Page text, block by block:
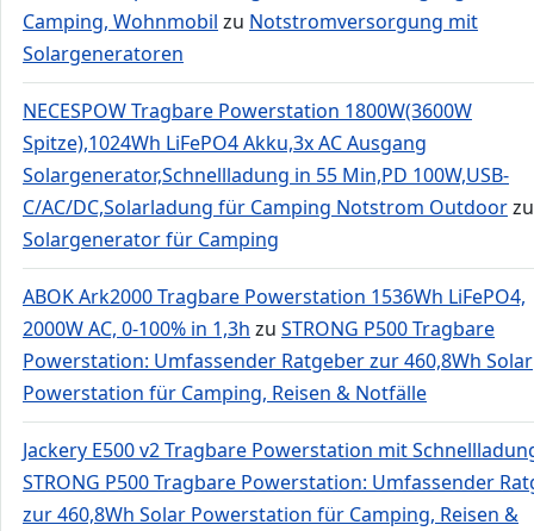
Camping, Wohnmobil zu Notstromversorgung mit
Solargeneratoren
NECESPOW Tragbare Powerstation 1800W(3600W
Spitze),1024Wh LiFePO4 Akku,3x AC Ausgang
Solargenerator,Schnellladung in 55 Min,PD 100W,USB-
C/AC/DC,Solarladung für Camping Notstrom Outdoorzu
Solargenerator für Camping
ABOK Ark2000 Tragbare Powerstation 1536Wh LiFePO4,
2000W AC, 0-100% in 1,3h zu STRONG P500 Tragbare
Powerstation: Umfassender Ratgeber zur 460,8Wh Solar
Powerstation für Camping, Reisen & Notfälle
Jackery E500 v2 Tragbare Powerstation mit
STRONG P500 Tragbare Powerstation: Umfassender
zur 460,8Wh Solar Powerstation für Camping, Reisen &